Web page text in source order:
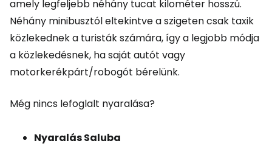
amely legfeljebb néhány tucat kilométer hosszú.
Néhány minibusztól eltekintve a szigeten csak taxik
közlekednek a turisták számára, így a legjobb módja
a közlekedésnek, ha saját autót vagy
motorkerékpárt/robogót bérelünk.
Még nincs lefoglalt nyaralása?
Nyaralás Saluba